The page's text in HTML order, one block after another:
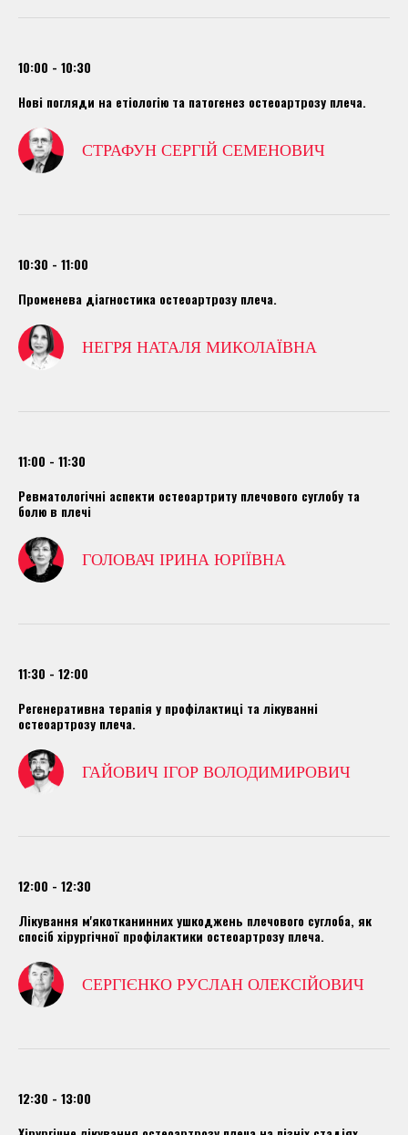
10:00 - 10:30
Нові погляди на етіологію та патогенез остеоартрозу плеча.
СТРАФУН СЕРГІЙ СЕМЕНОВИЧ
10:30 - 11:00
Променева діагностика остеоартрозу плеча.
НЕГРЯ НАТАЛЯ МИКОЛАЇВНА
11:00 - 11:30
Ревматологічні аспекти остеоартриту плечового суглобу та
болю в плечі
ГОЛОВАЧ ІРИНА ЮРІЇВНА
11:30 - 12:00
Регенеративна терапія у профілактиці та лікуванні
остеоартрозу плеча.
ГАЙОВИЧ ІГОР ВОЛОДИМИРОВИЧ
12:00 - 12:30
Лікування м'якотканинних ушкоджень плечового суглоба, як
спосіб хірургічної профілактики остеоартрозу плеча.
СЕРГІЄНКО РУСЛАН ОЛЕКСІЙОВИЧ
12:30 - 13:00